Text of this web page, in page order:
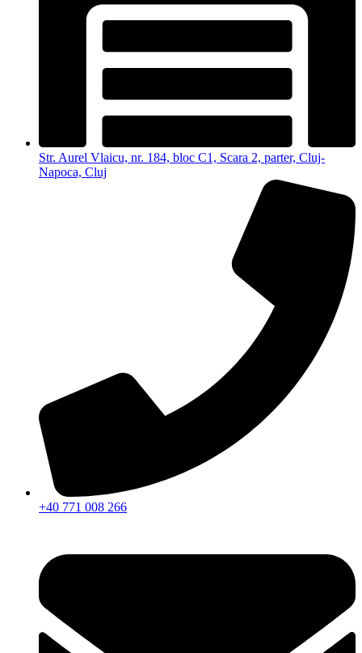
Str. Aurel Vlaicu, nr. 184, bloc C1, Scara 2, parter, Cluj-
Napoca, Cluj
+40 771 008 266